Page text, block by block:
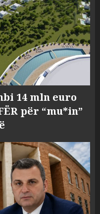
14 mln euro
për “mu*in”